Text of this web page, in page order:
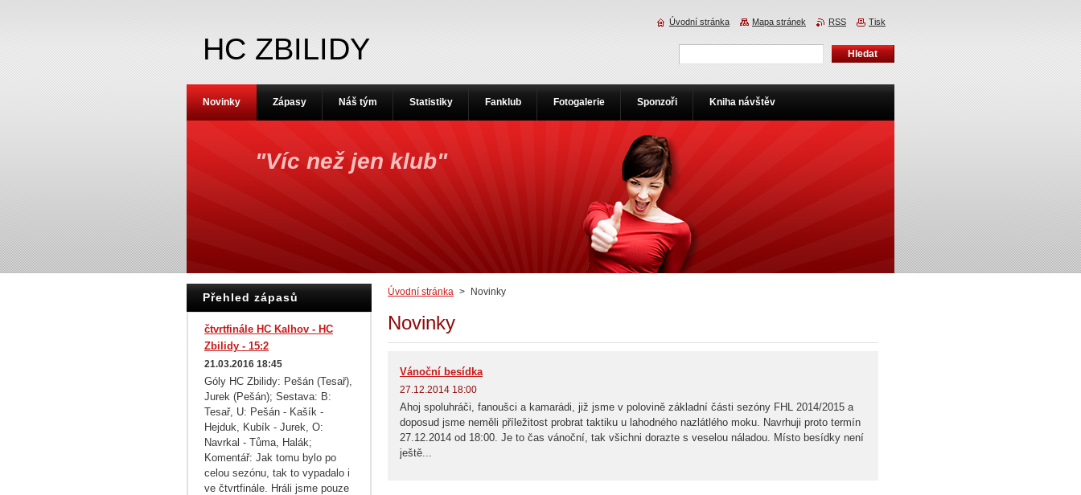
HC ZBILIDY
"Víc než jen klub"
Úvodní stránka > Novinky
Novinky
Vánoční besídka
27.12.2014 18:00
Ahoj spoluhráči, fanoušci a kamarádi, již jsme v polovině základní části sezóny FHL 2014/2015 a
doposud jsme neměli příležitost probrat taktiku u lahodného nazlátlého moku. Navrhuji proto termín
27.12.2014 od 18:00. Je to čas vánoční, tak všichni dorazte s veselou náladou. Místo besídky není
ještě...
Přehled zápasů
čtvrtfinále HC Kalhov - HC
Zbilidy - 15:2
21.03.2016 18:45
Góly HC Zbilidy: Pešán (Tesař),
Jurek (Pešán); Sestava: B:
Tesař, U: Pešán - Kašík -
Hejduk, Kubík - Jurek, O:
Navrkal - Tůma, Halák;
Komentář: Jak tomu bylo po
celou sezónu, tak to vypadalo i
ve čtvrtfinále. Hráli jsme pouze
Novinky Zápasy Náš tým Statistiky Fanklub Fotogalerie Sponzoři Kniha návštěv
Úvodní stránka Mapa stránek RSS Tisk